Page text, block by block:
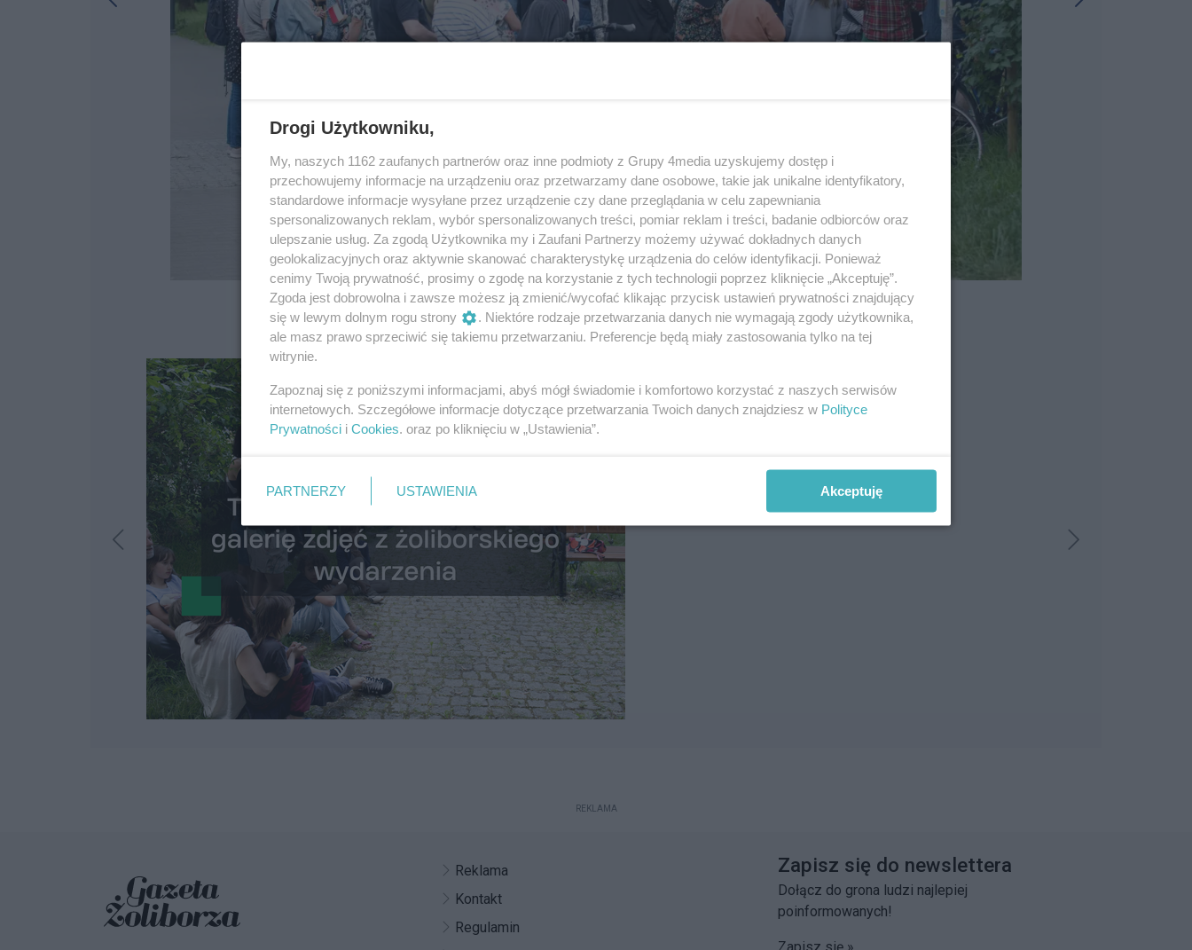
31 / 48
REKLAMA
Reklama
Kontakt
Regulamin
Zapisz się do newslettera
Dołącz do grona ludzi najlepiej
poinformowanych!
Drogi Użytkowniku,
My, naszych 1162 zaufanych partnerów oraz inne podmioty z Grupy 4media uzyskujemy dostęp i
przechowujemy informacje na urządzeniu oraz przetwarzamy dane osobowe, takie jak unikalne identyfikatory,
standardowe informacje wysyłane przez urządzenie czy dane przeglądania w celu zapewniania
spersonalizowanych reklam, wybór spersonalizowanych treści, pomiar reklam i treści, badanie odbiorców oraz
ulepszanie usług. Za zgodą Użytkownika my i Zaufani Partnerzy możemy używać dokładnych danych
geolokalizacyjnych oraz aktywnie skanować charakterystykę urządzenia do celów identyfikacji. Ponieważ
cenimy Twoją prywatność, prosimy o zgodę na korzystanie z tych technologii poprzez kliknięcie „Akceptuję”.
Zgoda jest dobrowolna i zawsze możesz ją zmienić/wycofać klikając przycisk ustawień prywatności znajdujący
się w lewym dolnym rogu strony
. Niektóre rodzaje przetwarzania danych nie wymagają zgody użytkownika,
ale masz prawo sprzeciwić się takiemu przetwarzaniu. Preferencje będą miały zastosowania tylko na tej
witrynie.
Zapoznaj się z poniższymi informacjami, abyś mógł świadomie i komfortowo korzystać z naszych serwisów
internetowych. Szczegółowe informacje dotyczące przetwarzania Twoich danych znajdziesz w Polityce
Prywatności i Cookies . oraz po kliknięciu w „Ustawienia”.
PARTNERZY USTAWIENIA Akceptuję